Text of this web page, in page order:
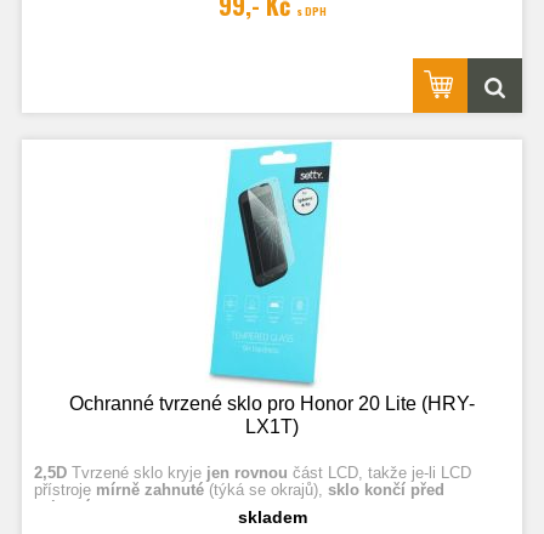
s DPH
Ochranné tvrzené sklo pro Honor 20 Lite (HRY-
LX1T)
2,5D Tvrzené sklo kryje jen rovnou část LCD, takže je-li LCD
přístroje mírně zahnuté (týká se okrajů), sklo končí před
zahnutím.
skladem